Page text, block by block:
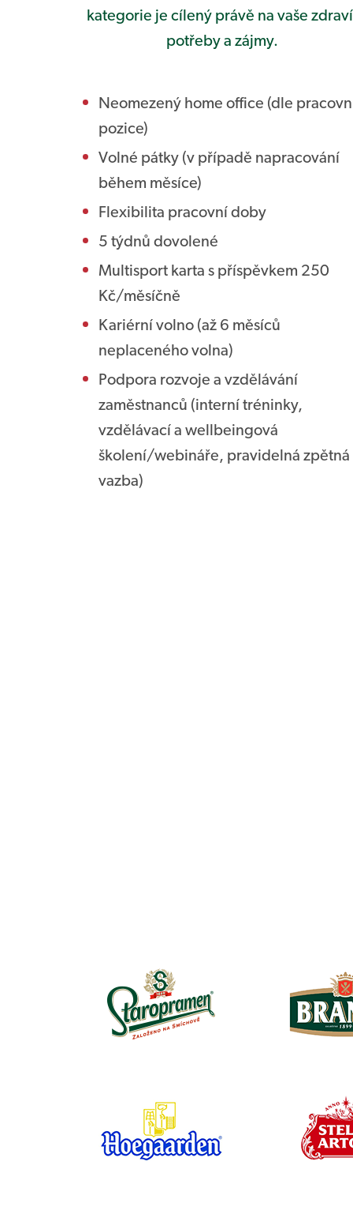
kategorie je cílený právě na vaše
potřeby a zájmy.
Neomezený home office (dle
pozice)
Volné pátky (v případě napracování
během měsíce)
Flexibilita pracovní doby
5 týdnů dovolené
Multisport karta s příspěvkem 250
Kč/měsíčně
Kariérní volno (až 6 měsíců
neplaceného volna)
Podpora rozvoje a vzdělávání
zaměstnanců (interní tréninky,
vzdělávací a wellbeingová
školení/webináře, pravidelná zpětná
vazba)